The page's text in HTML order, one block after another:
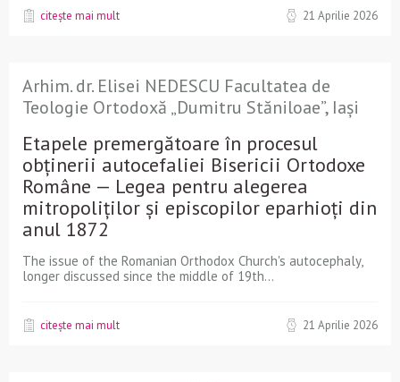
citește mai mult 21 Aprilie 2026
Arhim. dr. Elisei NEDESCU Facultatea de
Teologie Ortodoxă „Dumitru Stăniloae”, Iași
Etapele premergătoare în procesul
obținerii autocefaliei Bisericii Ortodoxe
Române — Legea pentru alegerea
mitropoliților și episcopilor eparhioți din
anul 1872
The issue of the Romanian Orthodox Church's autocephaly,
longer discussed since the middle of 19th...
citește mai mult 21 Aprilie 2026